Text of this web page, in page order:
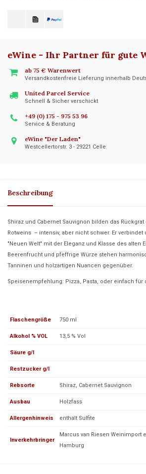
eWine - Ihr Partner für gute
ab 75 € Warenwert
Versandkostenfreie Lieferung innerhalb
United Parcel Service
Schnell & Sicher verschickt
+49 (0) 175 - 975 53 96
Service & Beratung
eWine "Der Laden"
Westcellertorstr. 3 - 29221 Celle
Beschreibung
Shiraz und Cabernet Sauvignon bilden das
Rotweins – intensiv, aber nicht schwer. Er
"Neuen Welt" mit der Eleganz und Klasse des alten
Beerenfrucht und pfeffrige Würze stehen
Tanninen und holzartigen Nuancen gegenüber.
Speisenempfehlung: Pizza, Pasta, oder einfach für
Flaschengröße 750 ml
Alkohol % VOL 13,5 % Vol
Säure g/l
Restzucker g/l
Rebsorte Shiraz, Cabernet Sauvignon
Ausbau Holzfass
Allergenhinweis enthält Sulfite
Inverkehrbringer
Marcus van Riesen Weinimport
Hamburg